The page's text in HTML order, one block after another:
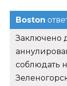
Boston
Заключено
соблюдать